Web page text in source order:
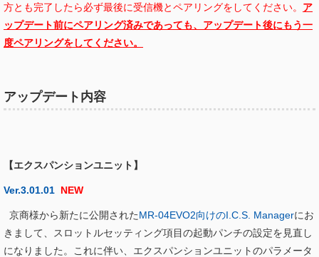
方とも完了したら必ず最後に受信機とペアリングをしてください。 ア
ップデート前にペアリング済みであっても、アップデート後にもう一
度ペアリングをしてください。
アップデート内容
【エクスパンションユニット】
Ver.3.01.01 NEW
京商様から新たに公開されたMR-04EVO2向けのI.C.S. Managerにお
きまして、スロットルセッティング項目の起動パンチの設定を見直し
になりました。これに伴い、エクスパンションユニットのパラメータ